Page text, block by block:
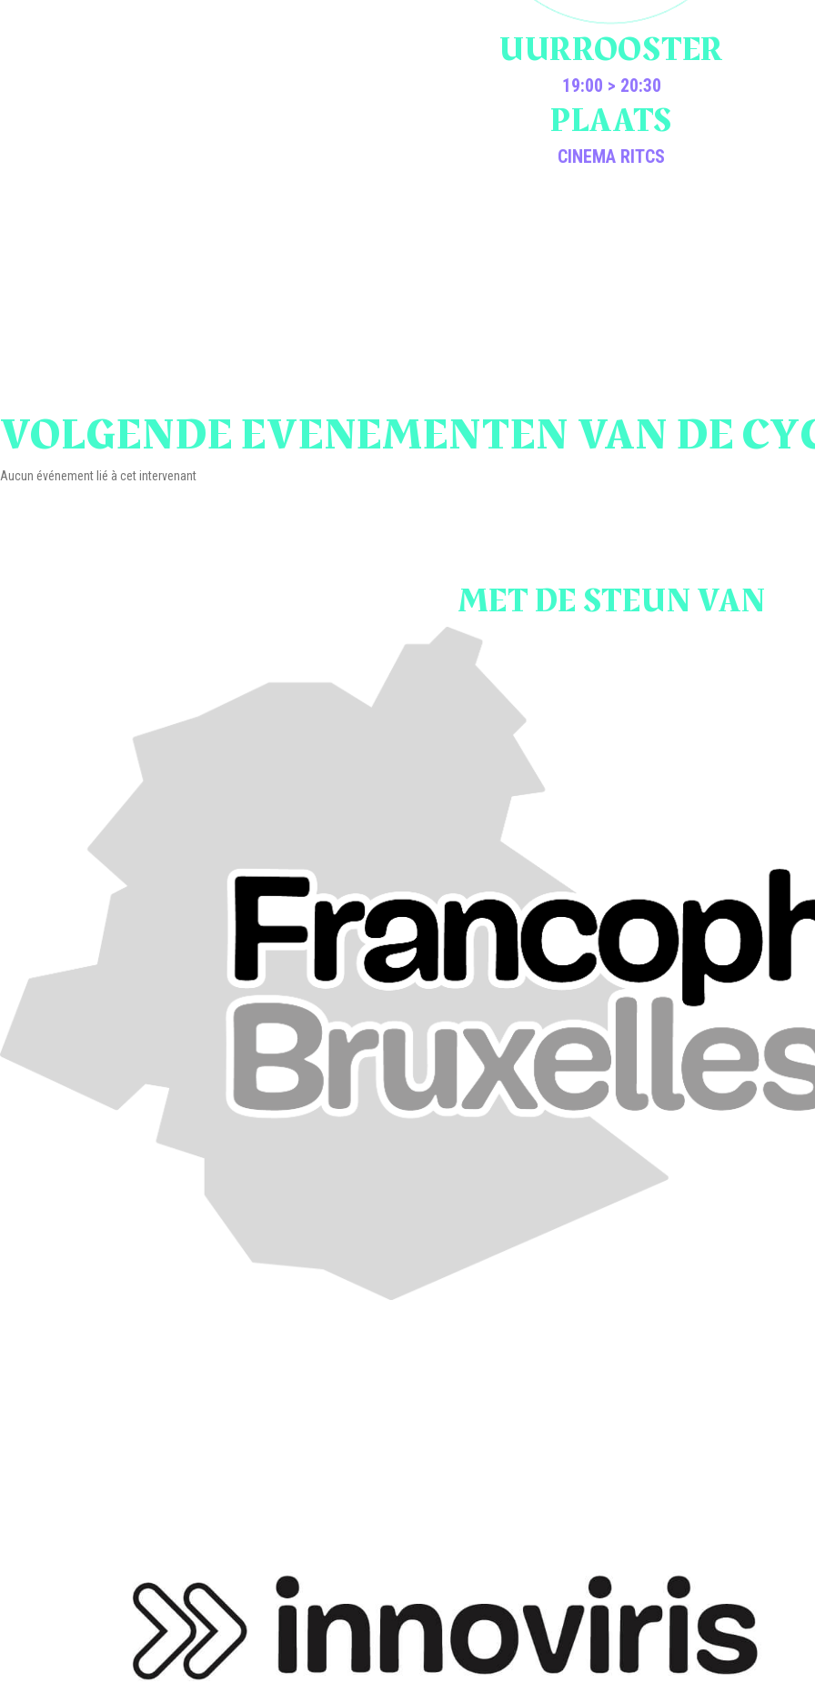
UURROOSTER
19:00 > 20:30
PLAATS
CINEMA RITCS
VOLGENDE EVENEMENTEN VAN DE
Aucun événement lié à cet intervenant
MET DE STEUN VAN